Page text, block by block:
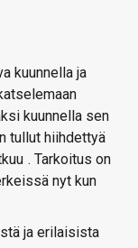
kuunnella ja
kuunnella sen
tullut hiihdettyä
. Tarkoitus on
nyt kun
ja erilaisista